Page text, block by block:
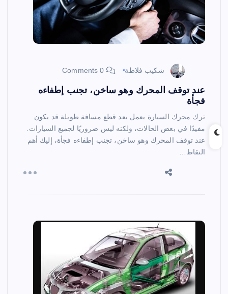
شكيب فلاطة
عند توقف المحرك وهو ساخن، تجنب إطفاءه
فجأة
ترك محرك السيارة يعمل بعد قطع مسافة طويلة قد يكون
مفيدًا في بعض الحالات، ولكنه ليس ضروريًا لجميع السيارات.
عند توقف المحرك وهو ساخن، تجنب إطفاءه فجأة، إليك أهم
النقاط…